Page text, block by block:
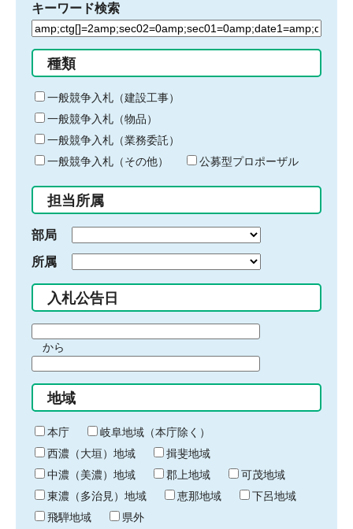
キーワード検索
検
る
キ
ー
ワ
ー
ド
入
力
種類
一般競争入札（建設工事）
一般競争入札（物品）
一般競争入札（業務委託）
一般競争入札（その他）
公募型プロポーザル
担当所属
部局
所属
入札公告日
間
始
り
から
間
終
わ
り
地域
本庁
岐阜地域（本庁除く）
西濃（大垣）地域
揖斐地域
中濃（美濃）地域
郡上地域
可茂地域
東濃（多治見）地域
恵那地域
下呂地域
飛騨地域
県外